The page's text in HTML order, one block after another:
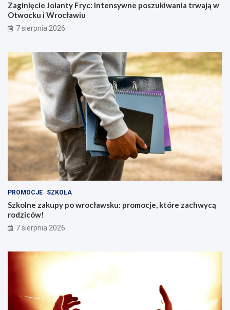
Zaginięcie Jolanty Fryc: Intensywne poszukiwania trwają w
Otwocku i Wrocławiu
7 sierpnia 2026
PROMOCJE SZKOŁA
Szkolne zakupy po wrocławsku: promocje, które zachwycą
rodziców!
7 sierpnia 2026